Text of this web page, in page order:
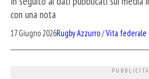
con una nota
17 Giugno 2026Rugby Azzurro/Vita federale